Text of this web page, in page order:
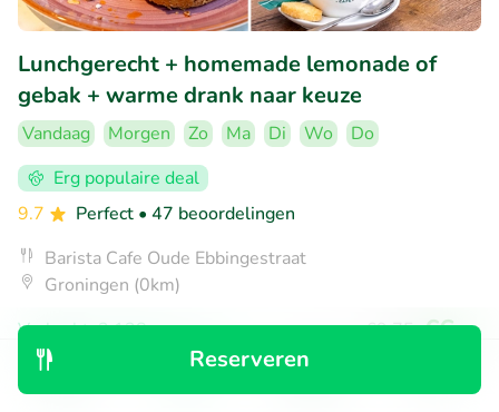
Reserveren
Lunchgerecht + homemade lemonade of
gebak + warme drank naar keuze
Vandaag Morgen Zo Ma Di Wo
Do
Erg populaire deal
9.7
Perfect • 47 beoordelingen
Barista Cafe Oude Ebbingestraat
Groningen (0km)
Verkocht: 2.138
€9,75 €6,50